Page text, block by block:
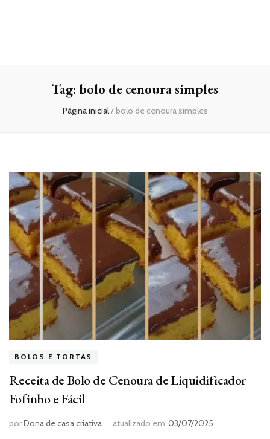
Tag: bolo de cenoura simples
Página inicial/ bolo de cenoura simples
BOLOS E TORTAS
Receita de Bolo de Cenoura de Liquidificador
Fofinho e Fácil
porDona de casa criativa atualizado em 03/07/2025